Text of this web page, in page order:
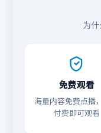
为
免费观看
海量内容免费点播
付费即可观看